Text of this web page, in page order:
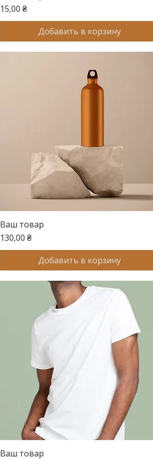
Цена
15,00 ₴
Добавить в корзину
Ваш товар
Цена
130,00 ₴
Добавить в корзину
Ваш товар